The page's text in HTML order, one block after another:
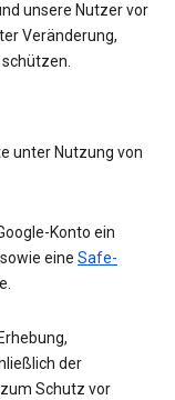
unsere Nutzer vor
Veränderung,
unter Nutzung von
Konto ein
sowie eine Safe-
der
Schutz vor